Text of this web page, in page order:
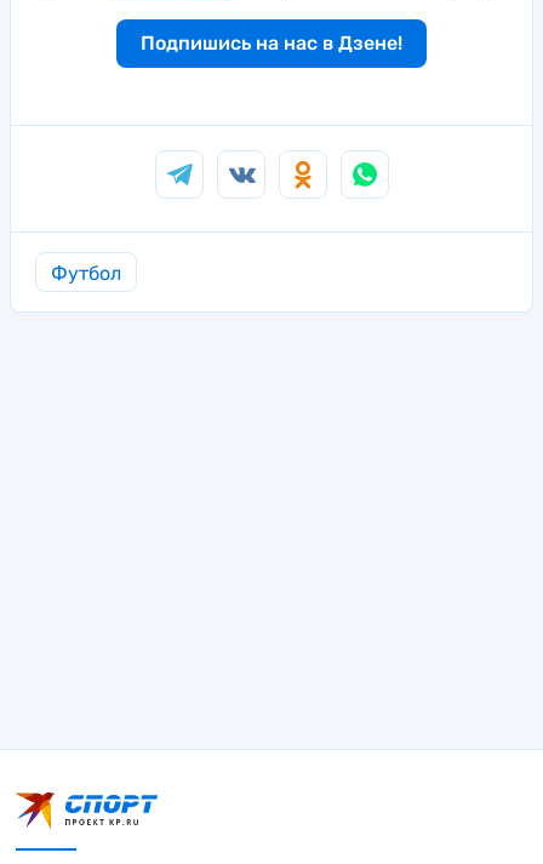
Подпишись на нас в Дзене!
Футбол